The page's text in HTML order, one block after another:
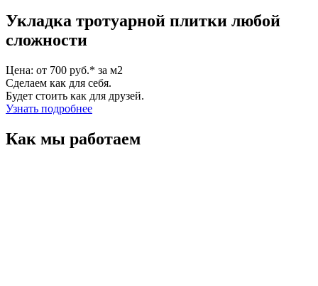
Укладка тротуарной плитки любой
сложности
Цена: от 700 руб.* за м2
Сделаем как для себя.
Будет стоить как для друзей.
Узнать подробнее
Как мы работаем